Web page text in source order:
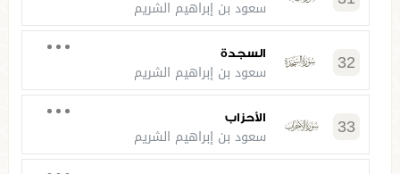
سعود بن إبراهيم الشريم
32 السجدة
سعود بن إبراهيم الشريم
33 الأحزاب
سعود بن إبراهيم الشريم